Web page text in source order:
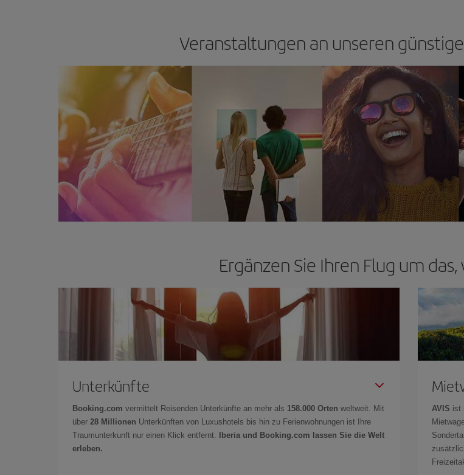
Veranstaltungen an unseren
Ergänzen Sie Ihren Flug um
Unterkünfte
Booking.com vermittelt Reisenden Unterkünfte an mehr als 158.000 Orten weltweit. Mit
über 28 Millionen Unterkünften von Luxushotels bis hin zu Ferienwohnungen ist Ihre
Traumunterkunft nur einen Klick entfernt.
Iberia und Booking.com lassen Sie die Welt
erleben.
AVIS ist